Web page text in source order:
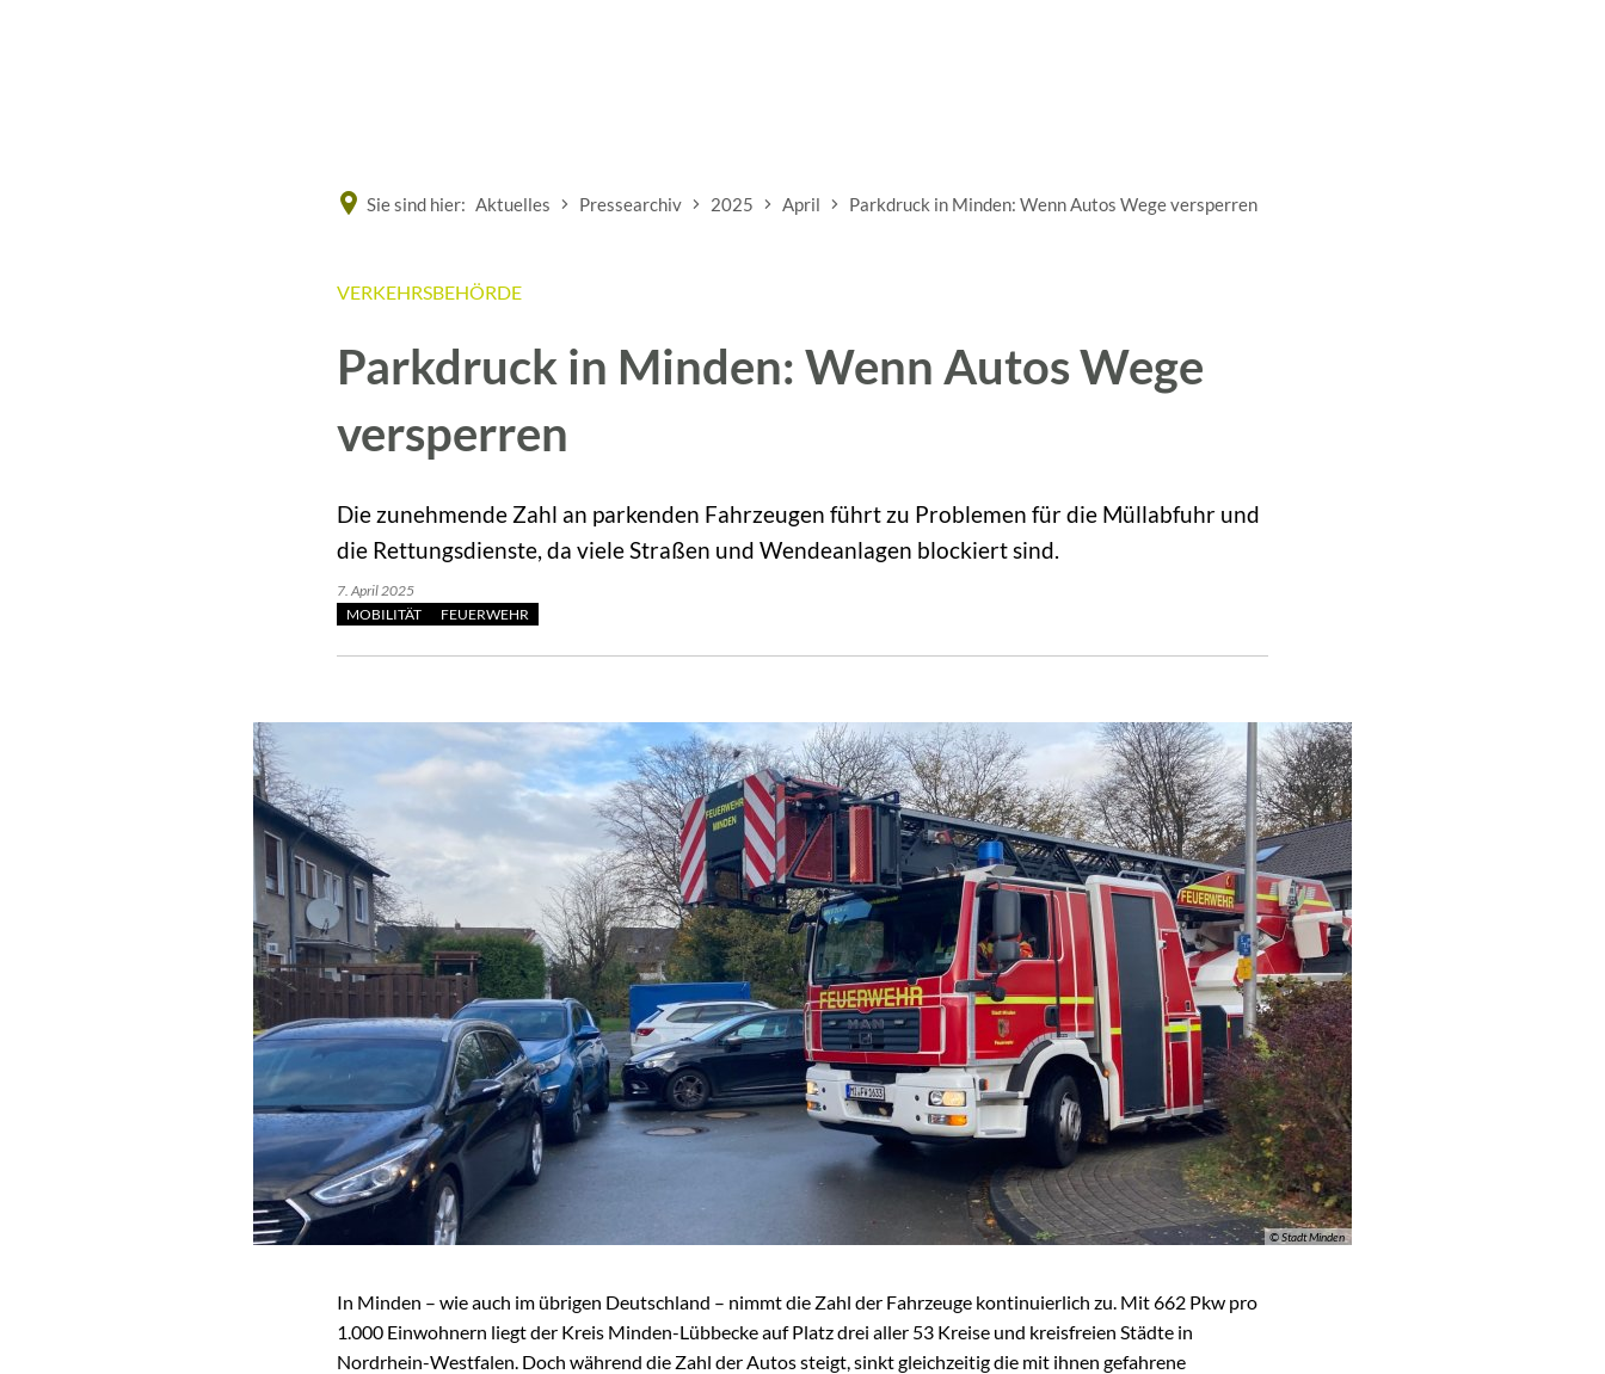
Sie sind hier: Aktuelles Pressearchiv 2025 April Parkdruck in Minden: Wenn Autos Wege versperren
VERKEHRSBEHÖRDE
Parkdruck in Minden: Wenn Autos Wege
versperren
Die zunehmende Zahl an parkenden Fahrzeugen führt zu Problemen für die Müllabfuhr und
die Rettungsdienste, da viele Straßen und Wendeanlagen blockiert sind.
7. April 2025
MOBILITÄT
FEUERWEHR
© Stadt Minden
In Minden – wie auch im übrigen Deutschland – nimmt die Zahl der Fahrzeuge kontinuierlich zu. Mit 662 Pkw pro
1.000 Einwohnern liegt der Kreis Minden-Lübbecke auf Platz drei aller 53 Kreise und kreisfreien Städte in
Nordrhein-Westfalen. Doch während die Zahl der Autos steigt, sinkt gleichzeitig die mit ihnen gefahrene